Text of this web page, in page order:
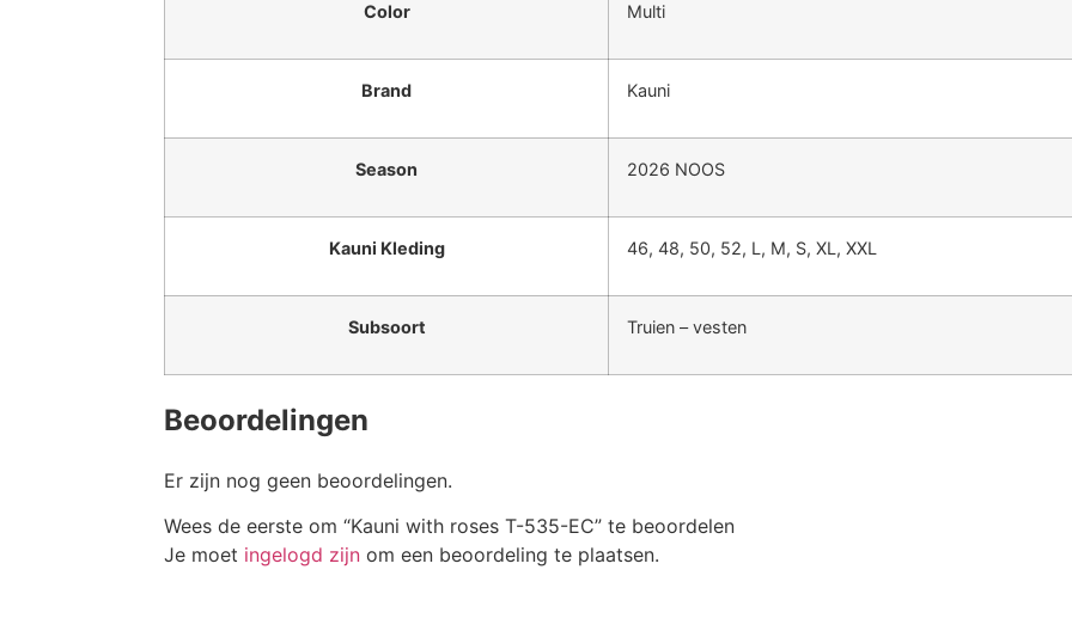
Color Multi
Brand Kauni
Season 2026 NOOS
Kauni Kleding 46, 48, 50, 52, L, M, S, XL, XXL
Subsoort Truien – vesten
Beoordelingen
Er zijn nog geen beoordelingen.
Wees de eerste om “Kauni with roses T-535-EC” te beoordelen
Je moet ingelogd zijn om een beoordeling te plaatsen.